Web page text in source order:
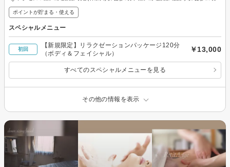
ポイントが貯まる・使える
スペシャルメニュー
初回
【新規限定】リラクゼーションパッケージ120分
（ボディ＆フェイシャル）
￥13,000
すべてのスペシャルメニューを見る
その他の情報を表示